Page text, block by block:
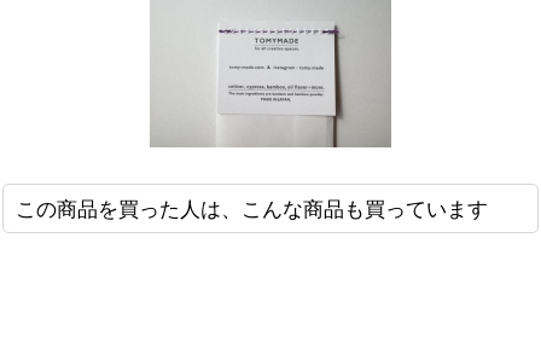
この商品を買った人は、こんな商品も買っています